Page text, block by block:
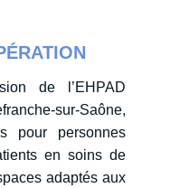
de l’EHPAD
sur-Saône,
pour personnes
en soins de
adaptés aux